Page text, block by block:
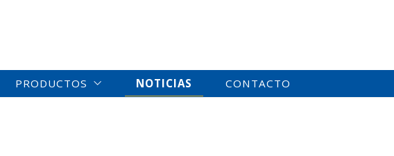
PRODUCTOS NOTICIAS CONTACTO